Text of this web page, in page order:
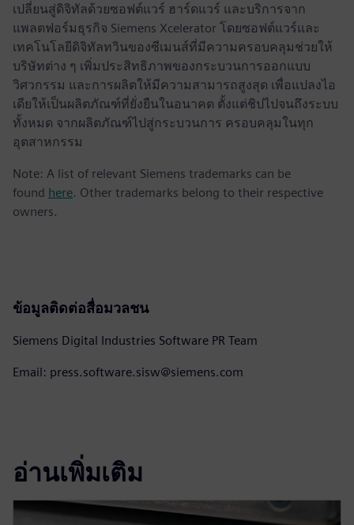
เปลี่ยนสู่ดิจิทัลด้วยซอฟต์แวร์ ฮาร์ดแวร์ และบริการจาก
แพลตฟอร์มธุรกิจ Siemens Xcelerator โดยซอฟต์แวร์และ
เทคโนโลยีดิจิทัลทวินของซีเมนส์ที่มีความครอบคลุมช่วยให้
บริษัทต่าง ๆ เพิ่มประสิทธิภาพของกระบวนการออกแบบ
วิศวกรรม และการผลิตให้มีความสามารถสูงสุด เพื่อแปลงไอ
เดียให้เป็นผลิตภัณฑ์ที่ยั่งยืนในอนาคต ตั้งแต่ชิปไปจนถึงระบบ
ทั้งหมด จากผลิตภัณฑ์ไปสู่กระบวนการ ครอบคลุมในทุก
อุตสาหกรรม
Note: A list of relevant Siemens trademarks can be
found here. Other trademarks belong to their respective
owners.
ข้อมูลติดต่อสื่อมวลชน
Siemens Digital Industries Software PR Team
Email: press.software.sisw@siemens.com
อ่านเพิ่มเติม